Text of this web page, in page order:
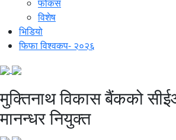
फोकस
विशेष
भिडियो
फिफा विश्वकप- २०२६
मुक्तिनाथ विकास बैंकको
मानन्धर नियुक्त